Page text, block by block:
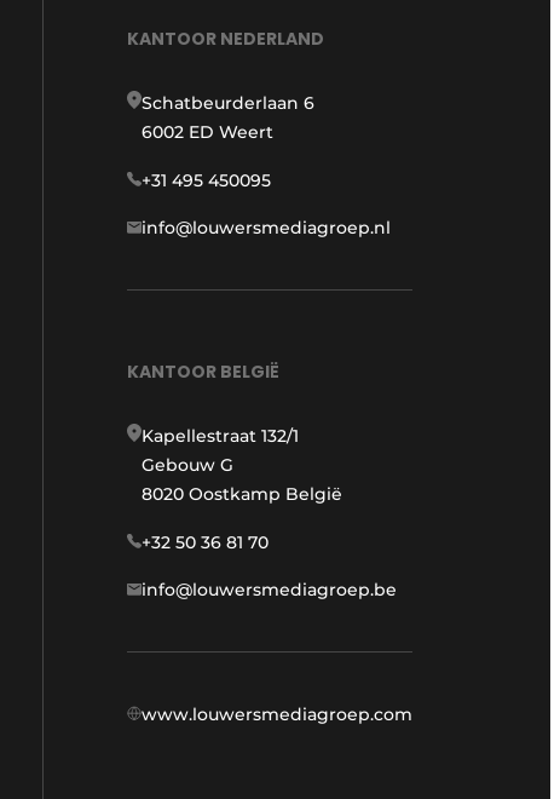
KANTOOR NEDERLAND
Schatbeurderlaan 6
6002 ED Weert
+31 495 450095
info@louwersmediagroep.nl
KANTOOR BELGIË
Kapellestraat 132/1
Gebouw G
8020 Oostkamp België
+32 50 36 81 70
info@louwersmediagroep.be
www.louwersmediagroep.com